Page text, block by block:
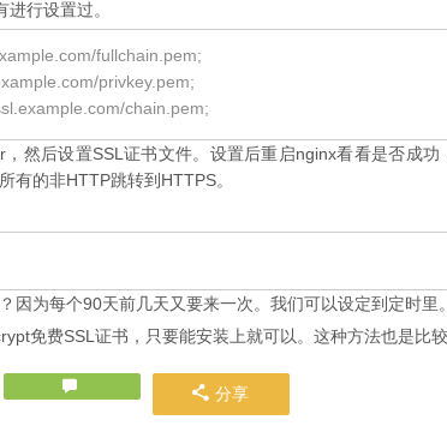
行设置过。
fullchain.pem;
privkey.pem;
chain.pem;
然后设置SSL证书文件。设置后重启nginx看看是否成功
有的非HTTP跳转到HTTPS。
因为每个90天前几天又要来一次。我们可以设定到定时里。
免费SSL证书，只要能安装上就可以。这种方法也是比
分享